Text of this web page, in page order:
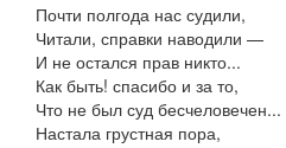
Почти полгода нас судили,
Читали, справки наводили —
И не остался прав никто...
Как быть! спасибо и за то,
Что не был суд бесчеловечен...
Настала грустная пора,